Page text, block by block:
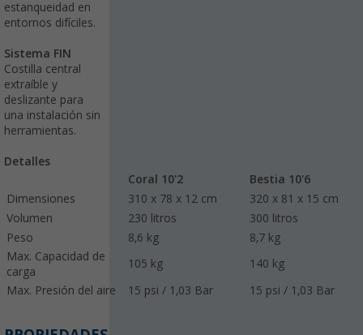
estanqueidad en
entornos difíciles.
Sistema FIN
Costilla central
extraíble y
deslizante para
una instalación sin
herramientas.
Detalles
Coral 10'2
Bestia 10'6
Dimensiones
310 x 78 x 12 cm
320 x 81 x 15 cm
Volumen
230 litros
300 litros
Peso
8,6 kg
8,7 kg
Max. Capacidad de
carga
105 kg 140 kg
Max. Presión del aire 15 psi / 1,03 Bar 15 psi / 1,03 Bar